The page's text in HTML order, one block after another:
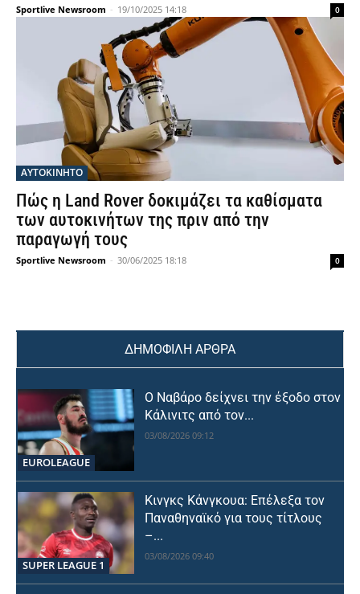
Sportlive Newsroom - 19/10/2025 14:18 0
ΑΥΤΟΚΙΝΗΤΟ
Πώς η Land Rover δοκιμάζει τα καθίσματα
των αυτοκινήτων της πριν από την
παραγωγή τους
Sportlive Newsroom - 30/06/2025 18:18 0
ΔΗΜΟΦΙΛΗ ΑΡΘΡΑ
EUROLEAGUE
Ο Ναβάρο δείχνει την έξοδο στον
Κάλινιτς από τον...
03/08/2026 09:12
SUPER LEAGUE 1
Κινγκς Κάνγκουα: Επέλεξα τον
Παναθηναϊκό για τους τίτλους
–...
03/08/2026 09:40